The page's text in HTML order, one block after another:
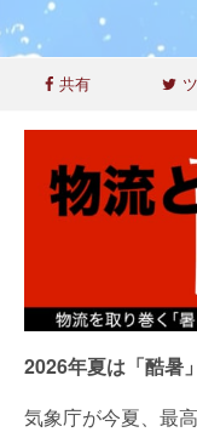
共有
2026年夏は「酷暑
気象庁が今夏、最